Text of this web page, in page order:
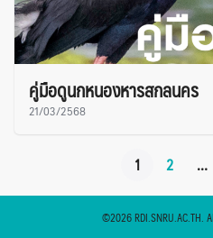
คู่มือดูนกหนองหารสกลนคร
21/03/2568
1 2 …
©2026 RDI.SNRU.AC.TH.